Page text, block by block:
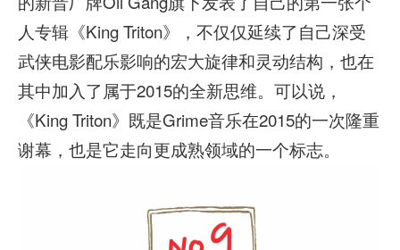
人专辑《King Triton》，不仅仅延续了自己深受
武侠电影配乐影响的宏大旋律和灵动结构，也在
其中加入了属于2015的全新思维。可以说，
《King Triton》既是Grime音乐在2015的一次隆重
谢幕，也是它走向更成熟领域的一个标志。